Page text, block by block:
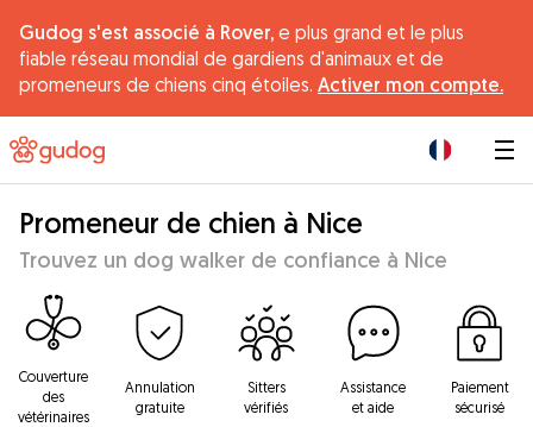
Gudog s'est associé à Rover, e plus grand et le plus
fiable réseau mondial de gardiens d'animaux et de
promeneurs de chiens cinq étoiles. Activer mon compte.
Promeneur de chien à Nice
Trouvez un dog walker de confiance à Nice
Couverture
des
vétérinaires
Annulation
gratuite
Sitters
vérifiés
Assistance
et aide
Paiement
sécurisé